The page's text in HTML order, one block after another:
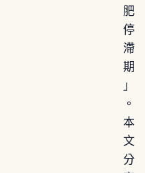
肥
停
滯
期
」
。
本
文
分